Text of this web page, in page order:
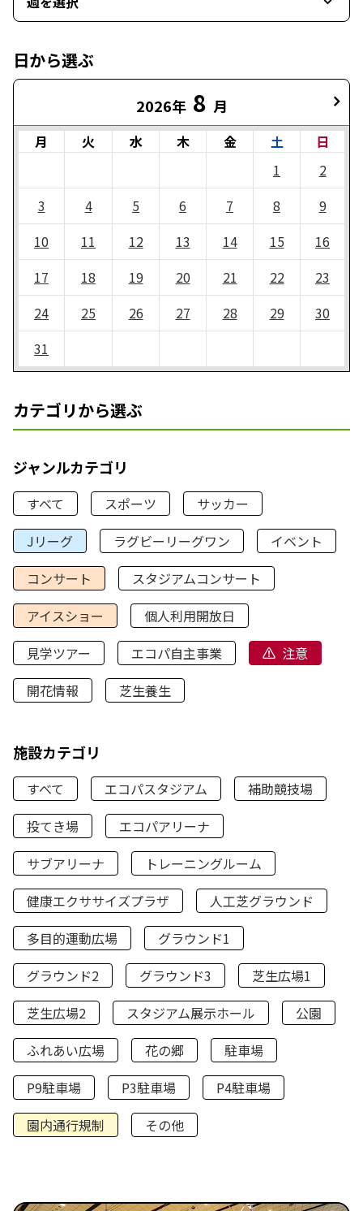
日から選ぶ
2026年 8 月
月 火 水 木 金 土
日
1
2
3
4 5 6 7 8
9
10
11 12 13 14 15
16
17
18 19 20 21 22
23
24
25 26 27 28 29
30
31
カテゴリから選ぶ
ジャンルカテゴリ
すべて スポーツ
サッカー
Jリーグ
ラグビーリーグワン
イベント
コンサート
スタジアムコンサート
アイスショー
個人利用開放日
見学ツアー
エコパ自主事業
注意
開花情報
芝生養生
施設カテゴリ
すべて エコパスタジアム
補助競技場
投てき場
エコパアリーナ
サブアリーナ
トレーニングルーム
健康エクササイズプラザ
人工芝グラウンド
多目的運動広場
グラウンド1
グラウンド2
グラウンド3
芝生広場1
芝生広場2
スタジアム展示ホール
公園
ふれあい広場
花の郷
駐車場
P9駐車場
P3駐車場
P4駐車場
園内通行規制
その他